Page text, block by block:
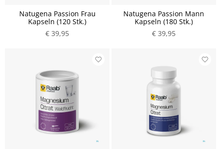
Natugena Passion Frau
Kapseln (120 Stk.)
€ 39,95
Natugena Passion Mann
Kapseln (180 Stk.)
€ 39,95